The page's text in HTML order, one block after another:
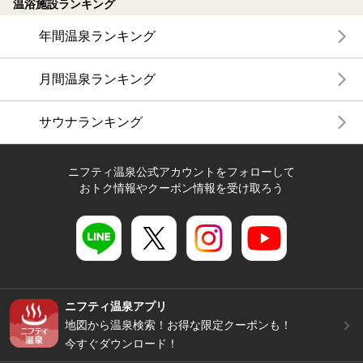
温浴施設ランキング
年間温泉ランキング
月間温泉ランキング
サウナランキング
ニフティ温泉公式アカウントをフォローして
おトク情報やクーポン情報を受け取ろう
ニフティ温泉アプリ
地図から温泉検索！お得な限定クーポンも！
今すぐダウンロード！